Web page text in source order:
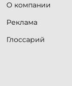
О компании
Реклама
Глоссарий